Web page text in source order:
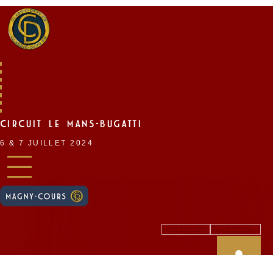
Skip
content
CIRCUIT LE MANS-BUGATTI
6 & 7 JUILLET 2024